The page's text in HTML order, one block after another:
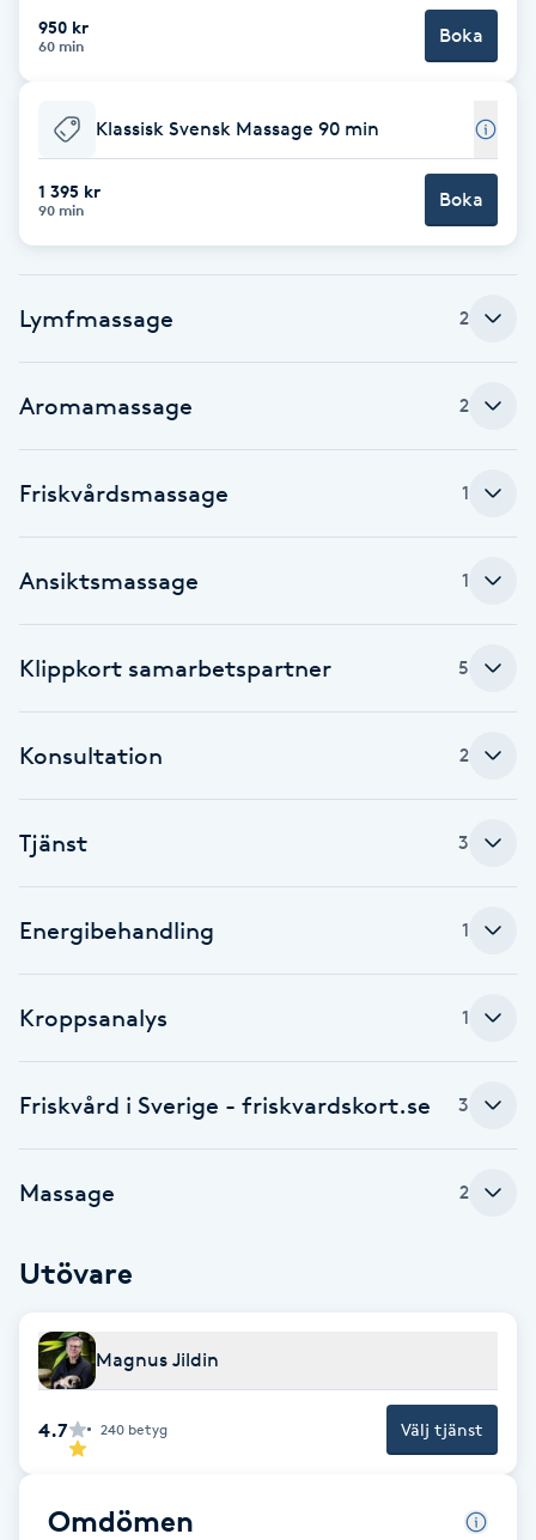
Face framing
Faceliftmassage
Fet hårbotten
Fettreducering
Fillers
Fotsvamp
Fransar
Fransfärgning
Fransförlängning Megavolym
Fransk manikyr
Fransrengöring
Frisör
Funktionsanalys
950 kr
60 min Boka
Klassisk Svensk Massage 90 min
1 395 kr
90 min Boka
Lymfmassage 2
Aromamassage 2
Friskvårdsmassage 1
Ansiktsmassage 1
Klippkort samarbetspartner 5
Konsultation 2
Tjänst 3
Energibehandling 1
Kroppsanalys 1
Friskvård i Sverige - friskvardskort.se 3
Massage 2
Utövare
Magnus Jildin
4.7 240 betyg Välj tjänst
Omdömen